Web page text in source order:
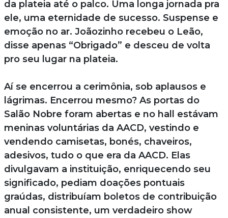
da plateia até o palco. Uma longa jornada pra
ele, uma eternidade de sucesso. Suspense e
emoção no ar. Joãozinho recebeu o Leão,
disse apenas “Obrigado” e desceu de volta
pro seu lugar na plateia.
Aí se encerrou a cerimônia, sob aplausos e
lágrimas. Encerrou mesmo? As portas do
Salão Nobre foram abertas e no hall estávam
meninas voluntárias da AACD, vestindo e
vendendo camisetas, bonés, chaveiros,
adesivos, tudo o que era da AACD. Elas
divulgavam a instituição, enriquecendo seu
significado, pediam doações pontuais
graúdas, distribuíam boletos de contribuição
anual consistente, um verdadeiro show